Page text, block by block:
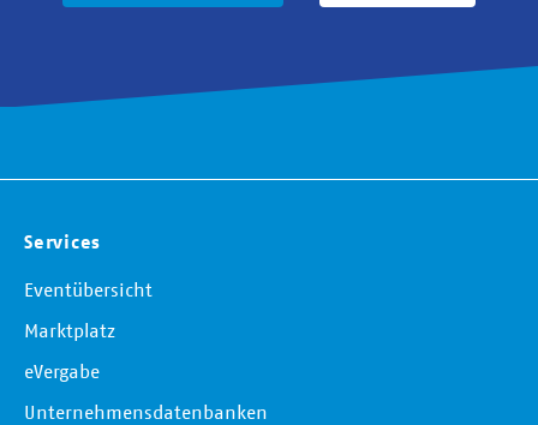
Services
Eventübersicht
Marktplatz
eVergabe
Unternehmensdatenbanken